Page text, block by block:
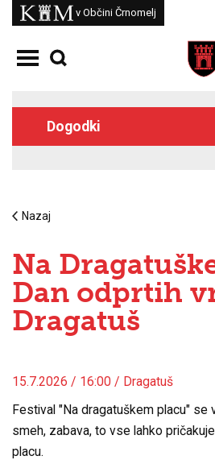
Skoči na vsebino
Kam
v Občini Črnomelj
Odpri meni
Dogodki
Nazaj
Na
Dan odprtih
Dragatuš
15.7.2026 / 16:00 / Dragatuš
Festival "Na dragatuškem placu" se
smeh, zabava, to vse lahko
placu.